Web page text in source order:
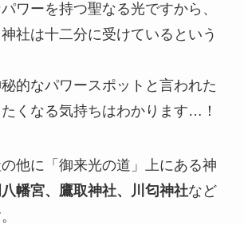
ワーを持つ聖なる光ですから、
社は十二分に受けているという
的なパワースポットと言われた
くなる気持ちはわかります…！
他に「御来光の道」上にある神
幡宮、鷹取神社、川匂神社など